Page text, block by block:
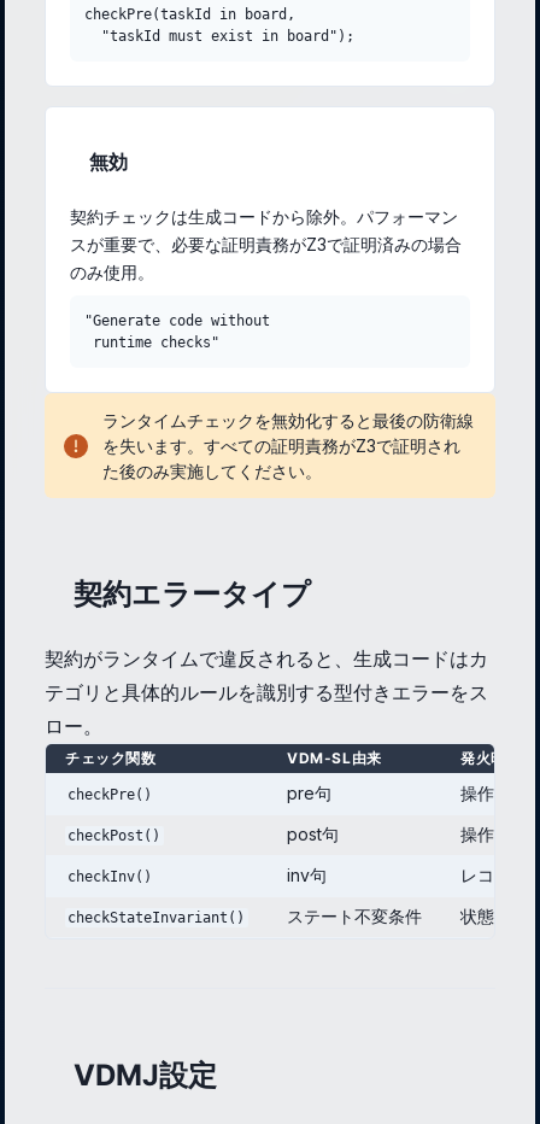
checkPre(taskId in board,
  "taskId must exist in board");
無効
契約チェックは生成コードから除外。パフォーマン
スが重要で、必要な証明責務がZ3で証明済みの場合
のみ使用。
"Generate code without
runtime checks"
ランタイムチェックを無効化すると最後の防衛線
を失います。すべての証明責務がZ3で証明され
た後のみ実施してください。
契約エラータイプ
契約がランタイムで違反されると、生成コードはカ
テゴリと具体的ルールを識別する型付きエラーをス
ロー。
チェック関数 VDM-SL由来 発火時期
checkPre() pre句 操作実行
checkPost() post句 操作完了
checkInv() inv句 レコード
checkStateInvariant() ステート不変条件 状態変更
VDMJ設定